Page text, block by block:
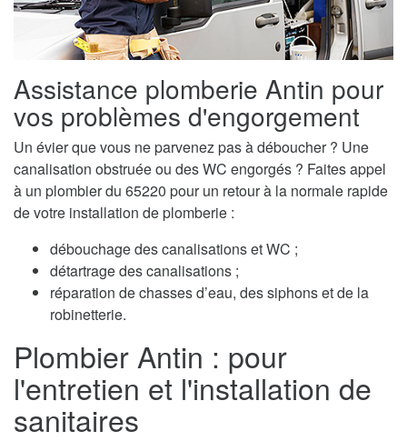
Assistance plomberie Antin pour
vos problèmes d'engorgement
Un évier que vous ne parvenez pas à déboucher ? Une
canalisation obstruée ou des WC engorgés ? Faites appel
à un plombier du 65220 pour un retour à la normale rapide
de votre installation de plomberie :
débouchage des canalisations et WC ;
détartrage des canalisations ;
réparation de chasses d’eau, des siphons et de la
robinetterie.
Plombier Antin : pour
l'entretien et l'installation de
sanitaires